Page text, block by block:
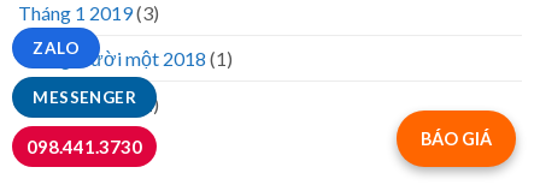
Tháng 1 2019(3)
Tháng mười một 2018 (1)
Tháng 7 2018(1)
BÁO GIÁ
MESSENGER
ZALO
098.441.3730